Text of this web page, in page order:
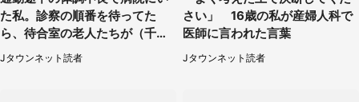
た私。診察の順番を待ってた
ら、待合室の老人たちが（千葉
県・50代男性）
Jタウンネット読者
さい」 16歳の私が産婦人科で
医師に言われた言葉
Jタウンネット読者